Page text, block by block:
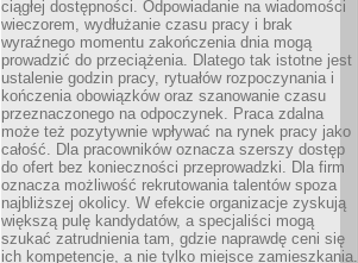
ciągłej dostępności. Odpowiadanie na wiadomości
wieczorem, wydłużanie czasu pracy i brak
wyraźnego momentu zakończenia dnia mogą
prowadzić do przeciążenia. Dlatego tak istotne jest
ustalenie godzin pracy, rytuałów rozpoczynania i
kończenia obowiązków oraz szanowanie czasu
przeznaczonego na odpoczynek. Praca zdalna
może też pozytywnie wpływać na rynek pracy jako
całość. Dla pracowników oznacza szerszy dostęp
do ofert bez konieczności przeprowadzki. Dla firm
oznacza możliwość rekrutowania talentów spoza
najbliższej okolicy. W efekcie organizacje zyskują
większą pulę kandydatów, a specjaliści mogą
szukać zatrudnienia tam, gdzie naprawdę ceni się
ich kompetencje, a nie tylko miejsce zamieszkania.